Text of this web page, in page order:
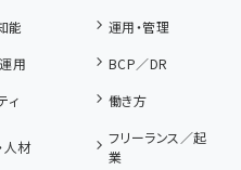
能
運用・管理
用
BCP／DR
ィ 働き方
人材
フリーランス／起
業